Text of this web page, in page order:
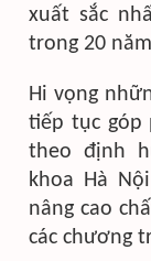
xuất sắc
trong 20
Hi vọng
tiếp tục góp
theo định
khoa Hà
nâng cao
các chương